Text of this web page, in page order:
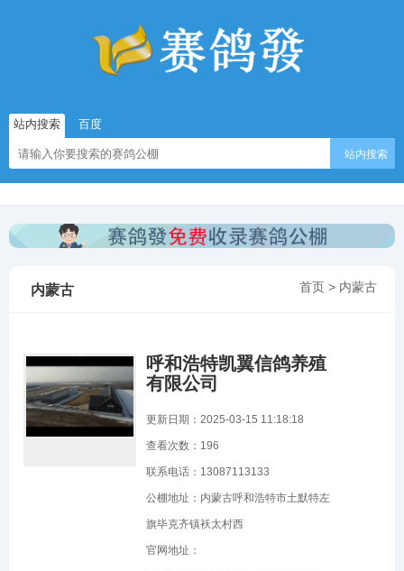
站内搜索 百度
站内搜索
首页 > 内蒙古
内蒙古
呼和浩特凯翼信鸽养殖
有限公司
更新日期：2025-03-15 11:18:18
查看次数： 196
联系电话：13087113133
公棚地址：内蒙古呼和浩特市土默特左
旗毕克齐镇袄太村西
官网地址：